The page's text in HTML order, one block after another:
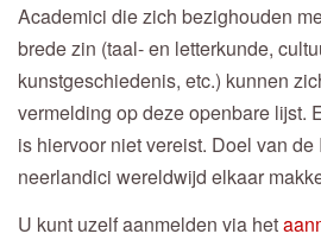
Academici die zich bezighouden
brede zin (taal- en letterkunde,
kunstgeschiedenis, etc.) kunnen
vermelding op deze openbare lijst.
is hiervoor niet vereist. Doel van de
neerlandici wereldwijd elkaar
U kunt uzelf aanmelden via het